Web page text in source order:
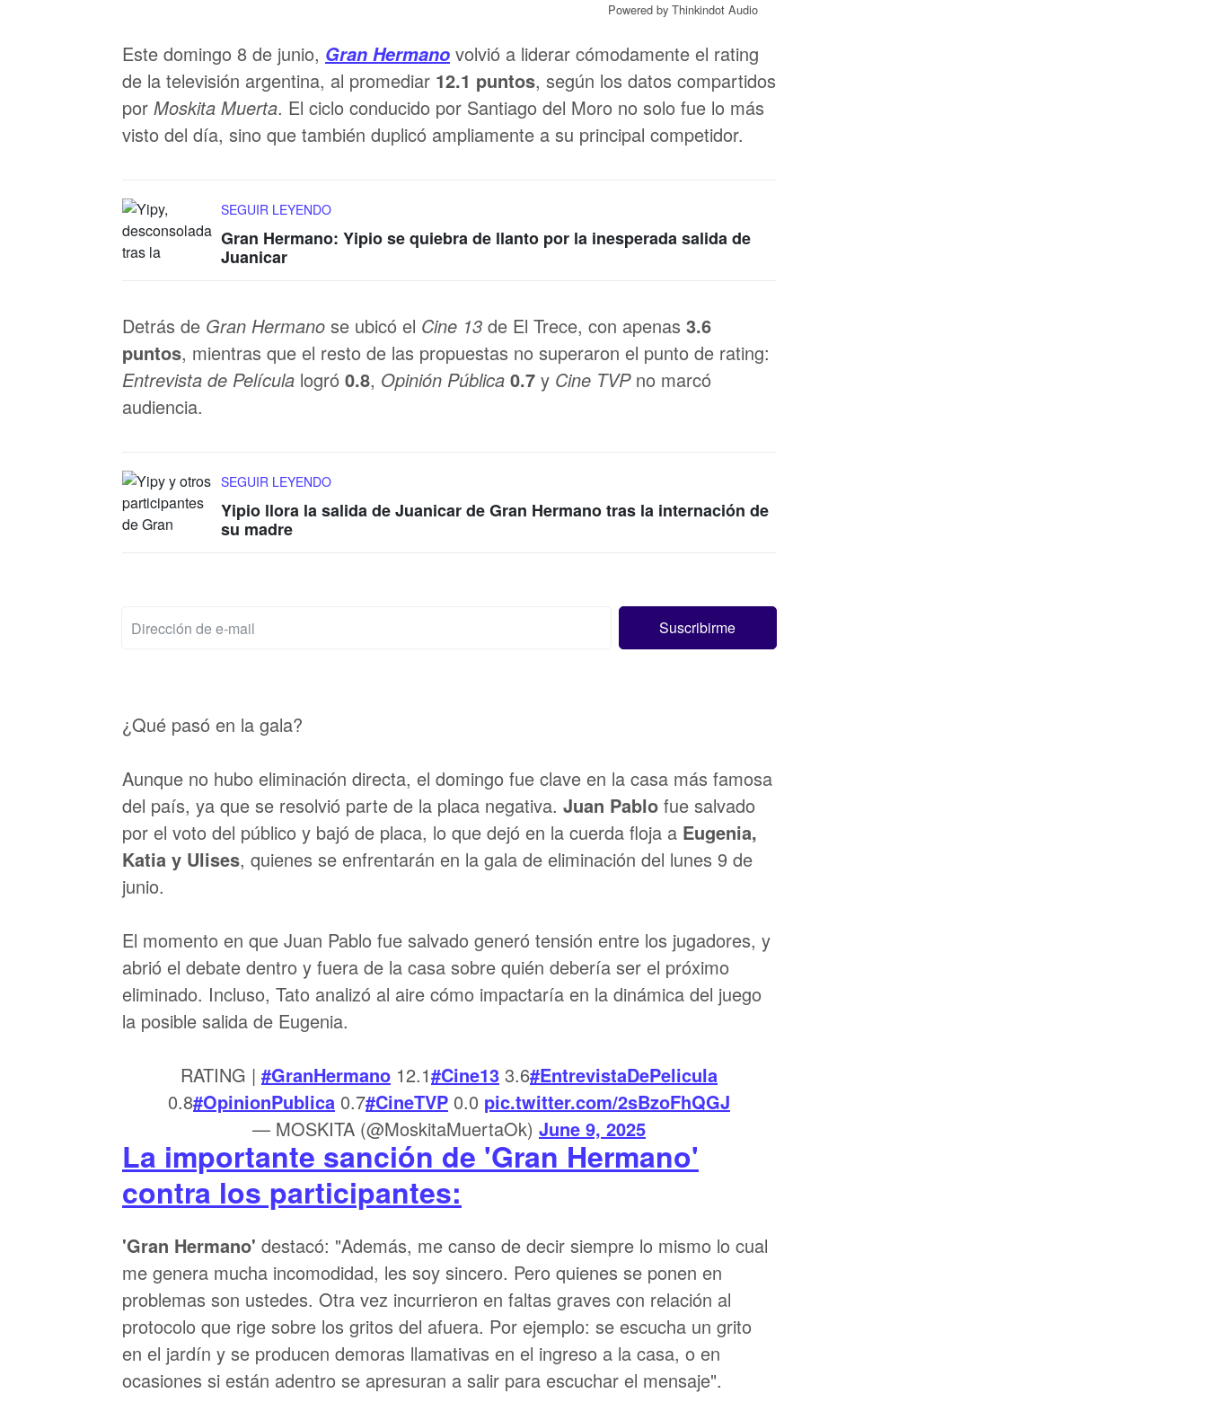
Powered by Thinkindot Audio
Este domingo 8 de junio, Gran Hermano volvió a liderar cómodamente el rating
de la televisión argentina, al promediar 12.1 puntos, según los datos compartidos
por Moskita Muerta. El ciclo conducido por Santiago del Moro no solo fue lo más
visto del día, sino que también duplicó ampliamente a su principal competidor.
SEGUIR LEYENDO
Gran Hermano: Yipio se quiebra de llanto por la inesperada salida de
Juanicar
Detrás de Gran Hermano se ubicó el Cine 13 de El Trece, con apenas 3.6
puntos, mientras que el resto de las propuestas no superaron el punto de rating:
Entrevista de Película logró 0.8, Opinión Pública 0.7 y Cine TVPno marcó
audiencia.
SEGUIR LEYENDO
Yipio llora la salida de Juanicar de Gran Hermano tras la internación de
su madre
¿Qué pasó en la gala?
Aunque no hubo eliminación directa, el domingo fue clave en la casa más famosa
del país, ya que se resolvió parte de la placa negativa. Juan Pablo fue salvado
por el voto del público y bajó de placa, lo que dejó en la cuerda floja a Eugenia,
Katia y Ulises, quienes se enfrentarán en la gala de eliminación del lunes 9 de
junio.
El momento en que Juan Pablo fue salvado generó tensión entre los jugadores, y
abrió el debate dentro y fuera de la casa sobre quién debería ser el próximo
eliminado. Incluso, Tato analizó al aire cómo impactaría en la dinámica del juego
la posible salida de Eugenia.
RATING | #GranHermano 12.1#Cine13 3.6#EntrevistaDePelicula
0.8#OpinionPublica 0.7#CineTVP 0.0 pic.twitter.com/2sBzoFhQGJ
— MOSKITA (@MoskitaMuertaOk) June 9, 2025
La importante sanción de 'Gran Hermano'
contra los participantes:
'Gran Hermano' destacó: "Además, me canso de decir siempre lo mismo lo cual
me genera mucha incomodidad, les soy sincero. Pero quienes se ponen en
problemas son ustedes. Otra vez incurrieron en faltas graves con relación al
protocolo que rige sobre los gritos del afuera. Por ejemplo: se escucha un grito
en el jardín y se producen demoras llamativas en el ingreso a la casa, o en
ocasiones si están adentro se apresuran a salir para escuchar el mensaje".